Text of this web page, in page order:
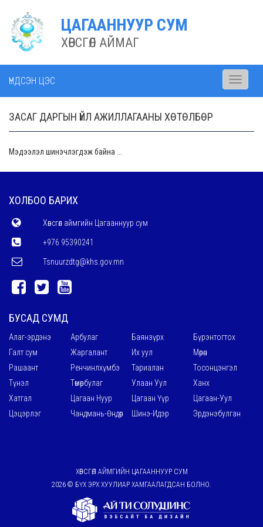
ЦАГААННУУР СУМ
ХӨВСГӨЛ АЙМАГ
ҮНДСЭН ЦЭС
Toggle
ЗАСАГ ДАРГЫН ҮЙЛ АЖИЛЛАГААНЫ ХӨТӨЛБӨР
Мэдээлэл шинэчлэгдэж байна ...
ХОЛБОО БАРИХ
Хөвсгөл аймгийн Цагааннуур сум
+976 95390241
Tsnuurzdtg@khs.gov.mn
БУСАД СУМД
Алаг-эрдэнэ Арбулаг Баянзүрх
Бүрэнтогтох
Галт сум
Жаргалант Их уул
Мөрөн
Рашаант
Ренчинлхүмбэ Тариалан
Тосонцэнгэл
Түнэл
Төмөрбулаг Улаан Уул
Ханх
Хатгал
Цагаан Нуур Цагаан Үүр
Цагаан-Уул
Цэцэрлэг
Чандмань-Өндөр Шинэ-Идэр Эрдэнэбулган
ХӨВСГӨЛ АЙМГИЙН ЦАГААННУУР СУМ
2026 © БҮХ ЭРХ ХУУЛИАР ХАМГААЛАГДСАН БОЛНО.